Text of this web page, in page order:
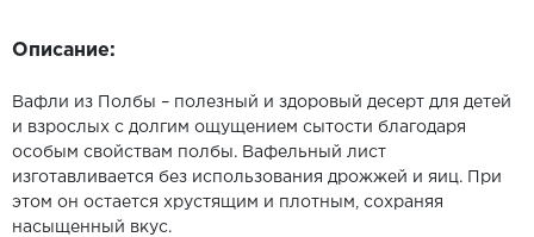
Описание:
Вафли из Полбы – полезный и здоровый десерт для детей
и взрослых с долгим ощущением сытости благодаря
особым свойствам полбы. Вафельный лист
изготавливается без использования дрожжей и яиц. При
этом он остается хрустящим и плотным, сохраняя
насыщенный вкус.